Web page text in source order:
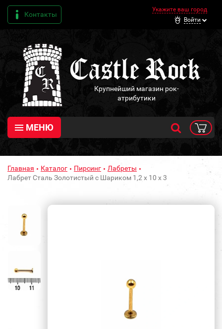
Контакты
Укажите ваш город
Войти
Крупнейший магазин рок-
атрибутики
МЕНЮ
Главная Каталог Пирсинг
Лабреты
Лабрет Сталь Золотистый с Шариком 1,2 х 10 х 3